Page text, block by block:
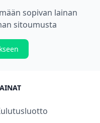
sopivan lainan
sitoumusta